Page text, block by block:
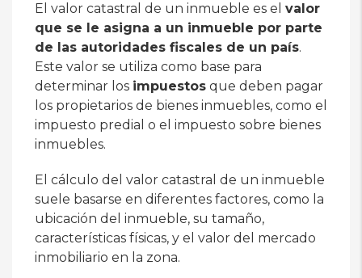
El valor catastral de un inmueble es el valor
que se le asigna a un inmueble por parte
de las autoridades fiscales de un país.
Este valor se utiliza como base para
determinar los impuestos que deben pagar
los propietarios de bienes inmuebles, como el
impuesto predial o el impuesto sobre bienes
inmuebles.
El cálculo del valor catastral de un inmueble
suele basarse en diferentes factores, como la
ubicación del inmueble, su tamaño,
características físicas, y el valor del mercado
inmobiliario en la zona.